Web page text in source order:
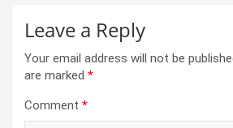
Leave a Reply
Your email address will not be
are marked *
Comment *